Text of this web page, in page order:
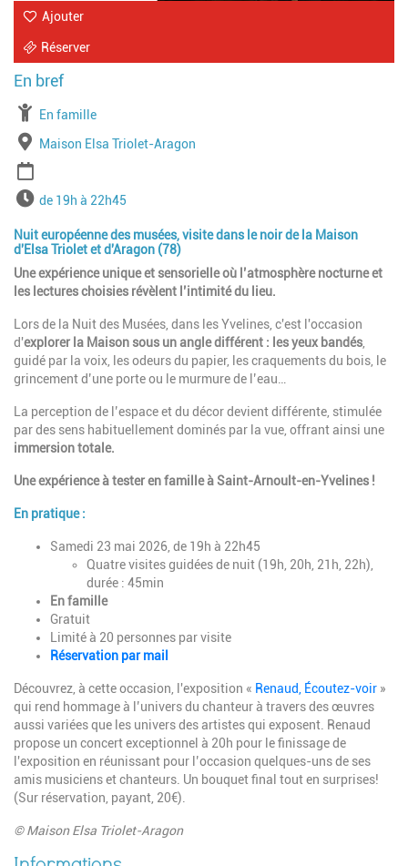
Ajouter
Réserver
À partir de
En famille
Lieu
Maison Elsa Triolet-Aragon
Horairesde 19h à 22h45
Nuit européenne des musées, visite dans le noir de la Maison
d'Elsa Triolet et d'Aragon (78)
Une expérience unique et sensorielle où l’atmosphère nocturne et
les lectures choisies révèlent l’intimité du lieu.
Lors de la Nuit des Musées, dans les Yvelines, c'est l'occasion
d'explorer la Maison sous un angle différent : les yeux bandés
guidé par la voix, les odeurs du papier, les craquements du bois, le
grincement d’une porte ou le murmure de l’eau…
La perception de l’espace et du décor devient différente, stimulée
par des sens habituellement dominés par la vue, offrant ainsi une
immersion totale.
Une expérience à tester en famille à Saint-Arnoult-en-Yvelines !
En pratique :
Samedi 23 mai 2026, de 19h à 22h45
Quatre visites guidées de nuit (19h, 20h, 21h, 22h),
durée : 45min
En famille
Gratuit
Limité à 20 personnes par visite
Réservation par mail
Découvrez, à cette occasion, l'exposition « Renaud, Écoutez-voir »
qui rend hommage à l’univers du chanteur à travers des œuvres
aussi variées que les univers des artistes qui exposent. Renaud
propose un concert exceptionnel à 20h pour le finissage de
l'exposition en réunissant pour l’occasion quelques-uns de ses
amis musiciens et chanteurs. Un bouquet final tout en surprises!
(Sur réservation, payant, 20€).
© Maison Elsa Triolet-Aragon